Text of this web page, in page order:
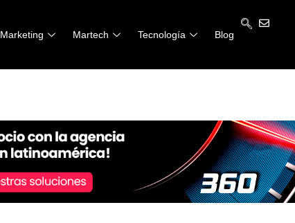
Marketing Martech Tecnología Blog
Marketing Martech Tecnología Blog